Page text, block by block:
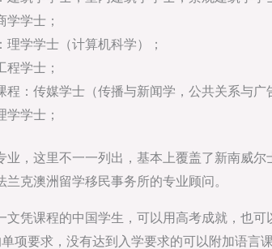
学士；
学学士（计算机科学）；
学士；
：传媒学士（传播与新闻学，公共关系与广
学士；
，这里不一一列出，基本上覆盖了新南威尔
克澳洲留学移民事务所的专业顾问。
文凭课程的中国学生，可以用高考成就，也
项要求，没有达到入学要求的可以附加语言